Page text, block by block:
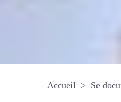
Accueil Se